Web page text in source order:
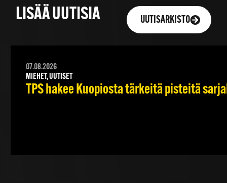
LISÄÄ UUTISIA UUTISARKISTO
07.08.2026
MIEHET, UUTISET
TPS hakee Kuopiosta tärkeitä pisteitä